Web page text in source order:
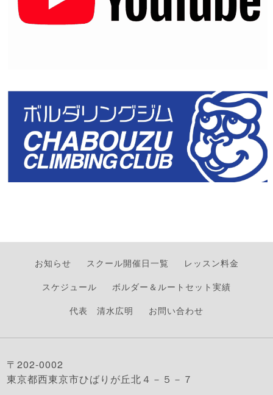
お知らせ スクール開催日一覧
レッスン料金
スケジュール
ボルダー＆ルートセット実績
代表 清水広明
お問い合わせ
〒202-0002
東京都西東京市ひばりが丘北４－５－７